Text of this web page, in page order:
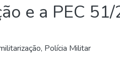
e a PEC
, Polícia Militar